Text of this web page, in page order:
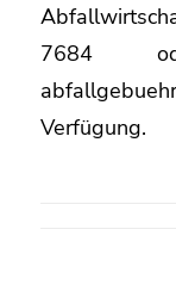
7684
Verfügung.